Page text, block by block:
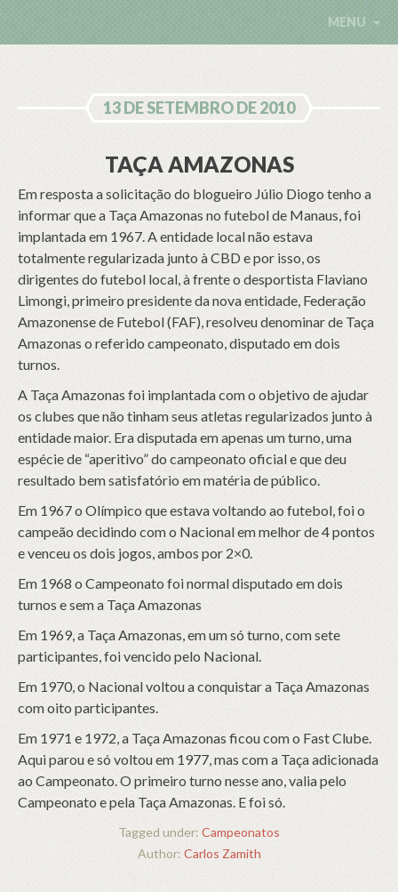
MENU
13 DE SETEMBRO DE 2010
TAÇA AMAZONAS
Em resposta a solicitação do blogueiro Júlio Diogo tenho a
informar que a Taça Amazonas no futebol de Manaus, foi
implantada em 1967. A entidade local não estava
totalmente regularizada junto à CBD e por isso, os
dirigentes do futebol local, à frente o desportista Flaviano
Limongi, primeiro presidente da nova entidade, Federação
Amazonense de Futebol (FAF), resolveu denominar de Taça
Amazonas o referido campeonato, disputado em dois
turnos.
A Taça Amazonas foi implantada com o objetivo de ajudar
os clubes que não tinham seus atletas regularizados junto à
entidade maior. Era disputada em apenas um turno, uma
espécie de “aperitivo” do campeonato oficial e que deu
resultado bem satisfatório em matéria de público.
Em 1967 o Olímpico que estava voltando ao futebol, foi o
campeão decidindo com o Nacional em melhor de 4 pontos
e venceu os dois jogos, ambos por 2×0.
Em 1968 o Campeonato foi normal disputado em dois
turnos e sem a Taça Amazonas
Em 1969, a Taça Amazonas, em um só turno, com sete
participantes, foi vencido pelo Nacional.
Em 1970, o Nacional voltou a conquistar a Taça Amazonas
com oito participantes.
Em 1971 e 1972, a Taça Amazonas ficou com o Fast Clube.
Aqui parou e só voltou em 1977, mas com a Taça adicionada
ao Campeonato. O primeiro turno nesse ano, valia pelo
Campeonato e pela Taça Amazonas. E foi só.
Tagged under: Campeonatos
Author: Carlos Zamith